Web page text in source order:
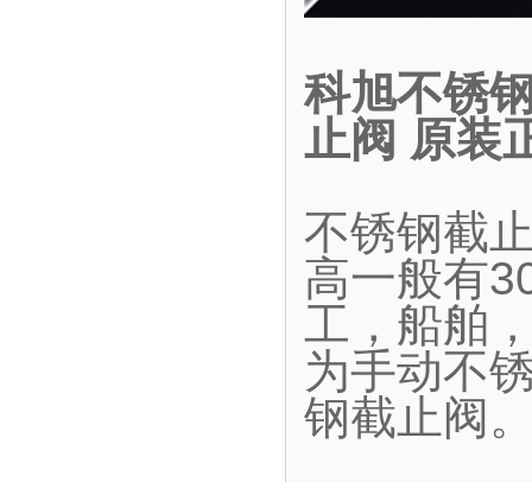
科旭不锈
止阀 原装
不锈钢截
高一般有
工，船舶
为手动不
钢截止阀